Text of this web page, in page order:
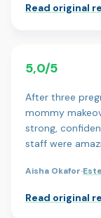
Read original
5,0/5
After three
mommy
strong,
staff were
Aisha Okafor·
Read original